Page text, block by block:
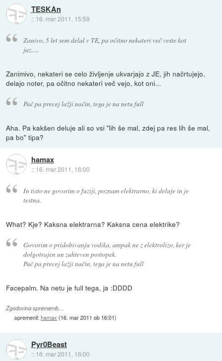
TESKAn
:: 16. mar 2011, 15:59
Zanivo, 5 let sem delal v TE, pa očitno nekateri več veste kot
jaz.....
Zanimivo, nekateri se celo življenje ukvarjajo z JE, jih načrtujejo,
delajo noter, pa očitno nekateri več vejo, kot oni...
Pač pa precej lažji način, tega je na netu full
Aha. Pa kakšen deluje ali so vsi "lih še mal, zdej pa res lih še mal,
pa bo" tipa?
hamax
:: 16. mar 2011, 16:00
In tisto ne govorim o fuziji, poznam elektrarno, ki deluje in je
testna.
What? Kje? Kaksna elektrarna? Kaksna cena elektrike?
Govorim o pridobivanju vodika, ampak ne z elektrolizo, ker je
dolgotrajen un zahteven postopek.
Pač pa precej lažji način, tega je na netu full
Facepalm. Na netu je full tega, ja :DDDD
Zgodovina sprememb…
spremenil:hamax (16. mar 2011 ob 16:01)
Pyr0Beast
:: 16. mar 2011, 16:00